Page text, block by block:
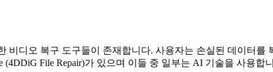
디오 복구 도구들이 존재합니다. 사용자는 손실된 데이터를
(4DDiG File Repair)가 있으며 이들 중 일부는 AI 기술을 사용합